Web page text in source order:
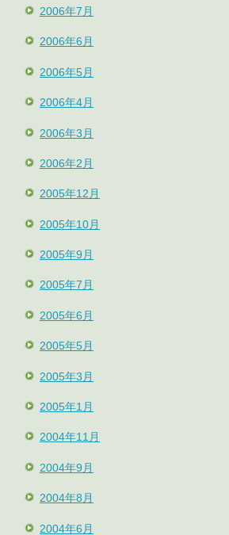
2006年7月
2006年6月
2006年5月
2006年4月
2006年3月
2006年2月
2005年12月
2005年10月
2005年9月
2005年7月
2005年6月
2005年5月
2005年3月
2005年1月
2004年11月
2004年9月
2004年8月
2004年6月